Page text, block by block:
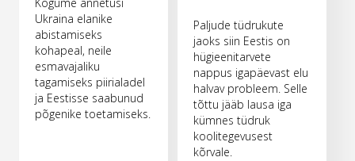
Ukraina elanike
abistamiseks
kohapeal, neile
esmavajaliku
tagamiseks piirialadel
ja Eestisse saabunud
põgenike toetamiseks.
Paljude tüdrukute
jaoks siin Eestis on
hügieenitarvete
nappus igapäevast elu
halvav probleem. Selle
tõttu jääb lausa iga
kümnes tüdruk
koolitegevusest
kõrvale.